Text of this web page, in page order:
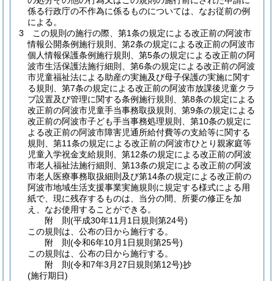
係る行政庁の不作為に係るものについては、なお従前の例
による。
3
この規則の施行の際、第1条の規定による改正前の阿波市
情報公開条例施行規則、第2条の規定による改正前の阿波市
個人情報保護条例施行規則、第5条の規定による改正前の阿
波市生活保護法施行細則、第6条の規定による改正前の阿波
市児童福祉法による助産の実施及び母子保護の実施に関す
る規則、第7条の規定による改正前の阿波市放課後児童クラ
ブ設置及び管理に関する条例施行規則、第8条の規定による
改正前の阿波市児童手当事務取扱規則、第9条の規定による
改正前の阿波市子ども手当事務処理規則、第10条の規定に
よる改正前の阿波市障害児通所給付費等の支給等に関する
規則、第11条の規定による改正前の阿波市ひとり親家庭等
児童入学祝金支給規則、第12条の規定による改正前の阿波
市老人福祉法施行細則、第13条の規定による改正前の阿波
市老人医療事務取扱細則及び第14条の規定による改正前の
阿波市地域生活支援事業実施規則に規定する様式による用
紙で、現に残存するものは、当分の間、所要の修正を加
え、なお使用することができる。
附 則(平成30年11月1日規則第24号)
この規則は、公布の日から施行する。
附 則(令和6年10月1日規則第25号)
この規則は、公布の日から施行する。
附 則(令和7年3月27日規則第12号)抄
(施行期日)